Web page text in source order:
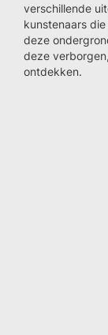
verschillende
kunstenaars
deze
deze
ontdekken.